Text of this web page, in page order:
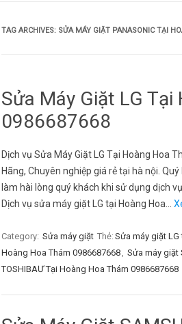
TAG ARCHIVES: SỬA MÁY GIẶT PANASONIC TẠI
Sửa Máy Giặt LG
0986687668
Dịch vụ Sửa Máy Giặt LG Tại Hoàng Hoa
Hãng, Chuyên nghiệp giá rẻ tại hà nội.
làm hài lòng quý khách khi sử dụng dịch
Dịch vụ sửa máy giặt LG tại Hoàng Hoa…
Category: Sửa máy giặt Thẻ: Sửa máy giặt
Hoàng Hoa Thám 0986687668, Sửa máy giặt
TOSHIBAƯ Tại Hoàng Hoa Thám 0986687668